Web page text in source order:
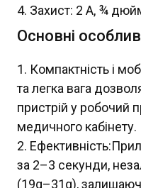
Захист: 2 А, ¾
Основні
Компактність і
та легка вага
пристрій у робочий
медичного кабінету.
за 2–3 секунди,
(19g–31g),